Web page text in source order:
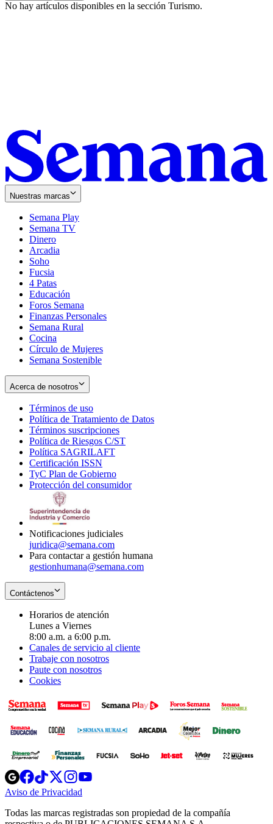
No hay artículos disponibles en la sección Turismo.
Nuestras marcas
Semana Play
Semana TV
Dinero
Arcadia
Soho
in
new
window
Fucsia
in
new
window
4 Patas
Educación
Foros Semana
Finanzas Personales
Semana Rural
Cocina
Círculo de Mujeres
Semana Sostenible
Acerca de nosotros
Términos de uso
in
new
window
Política de Tratamiento de Datos
Términos suscripciones
in
Política de Riesgos C/ST
Política SAGRILAFT
new
window
Certificación ISSN
in
new
TyC Plan de Gobierno
in
Protección del consumidorOpens
Notificaciones judiciales
juridica@semana.com
Para contactar a gestión humana
gestionhumana@semana.com
Contáctenos
Horarios de atención
Lunes a Viernes
8:00 a.m. a 6:00 p.m.
Canales de servicio al cliente
Trabaje con nosotros
Paute con nosotros
Cookies
Opens
in
new
Opens
in
new
Opens
in
new
window
Opens
new
windowwindow
Aviso de Privacidad
new
Todas las marcas registradas son propiedad de la compañía